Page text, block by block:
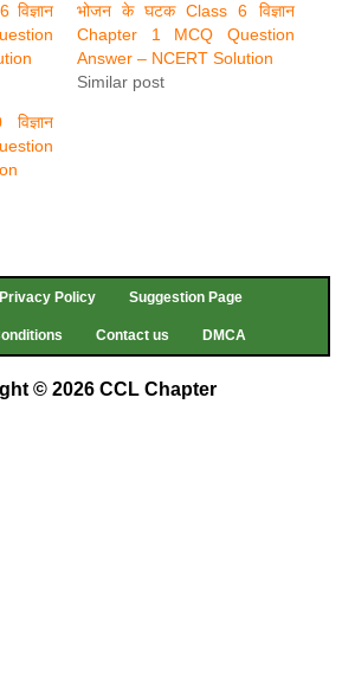
भोजन के घटक Class 6 विज्ञान
Chapter 1 MCQ Question
Answer – NCERT Solution
Similar post
Privacy Policy Suggestion Page
Contact us DMCA
© 2026 CCL Chapter